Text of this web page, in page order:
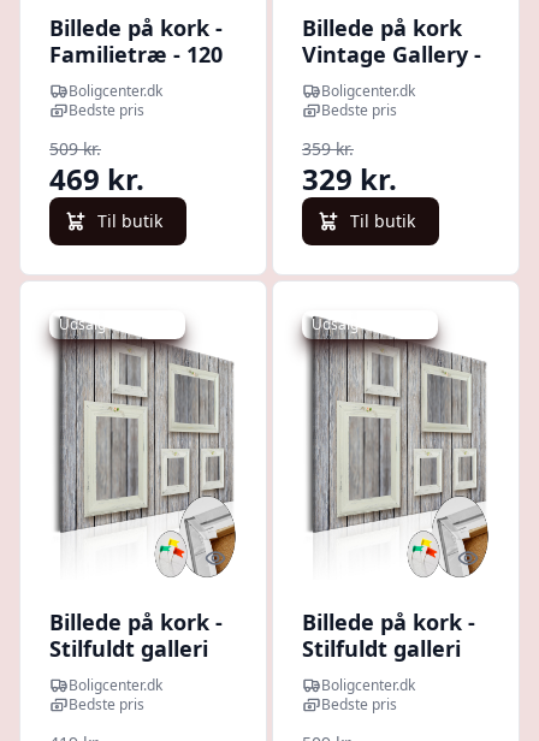
Billede på kork -
Familietræ - 120
x 80 cm
Boligcenter.dk
Bedste pris
509 kr.
469 kr.
Til butik
Billede på kork
Vintage Gallery -
dekorativ
opslagstavle - 60
Boligcenter.dk
Bedste pris
359 kr.
329 kr.
Til butik
Udsalg - spar 7 %
Quick look
Billede på kork -
Stilfuldt galleri
vægdekoration -
90 x 60 cm
Boligcenter.dk
Bedste pris
Udsalg - spar 7 %
Quick
Billede på kork -
Stilfuldt galleri
vægdekoration -
120 x 80 cm
Boligcenter.dk
Bedste pris